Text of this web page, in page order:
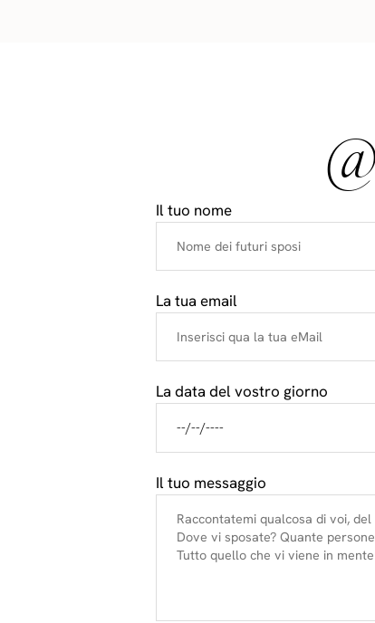
Il tuo nome
La tua email
La data del vostro giorno
Il tuo messaggio